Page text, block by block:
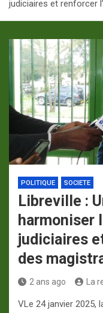
judiciaires et renforcer
POLITIQUE SOCIETE
Libreville :
harmoniser
judiciaires
des
2 ans ago La
VLe 24 janvier 2025,
pa